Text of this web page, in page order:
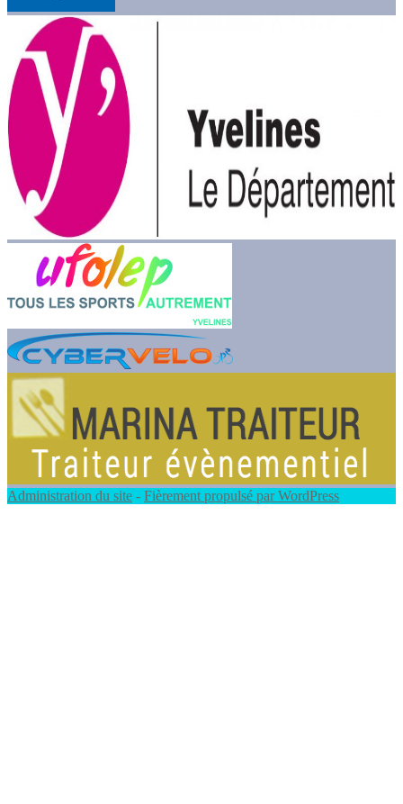
Administration du site - Fièrement propulsé par WordPress